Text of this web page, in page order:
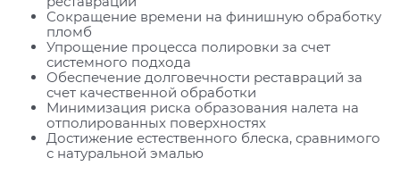
Сокращение времени на финишную обработку
пломб
Упрощение процесса полировки за счет
системного подхода
Обеспечение долговечности реставраций за
счет качественной обработки
Минимизация риска образования налета на
отполированных поверхностях
Достижение естественного блеска, сравнимого
с натуральной эмалью